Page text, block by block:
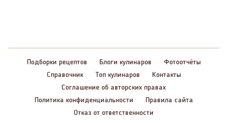
Подборки рецептов Блоги кулинаров
Фотоотчёты
Справочник
Топ кулинаров
Контакты
Соглашение об авторских правах
Политика конфиденциальности
Правила сайта
Отказ от ответственности